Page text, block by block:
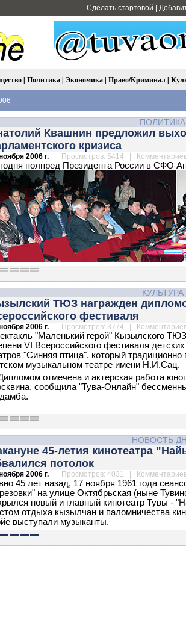
Сделать стартовой
| Политика| Экономика| Право/Криминал|
ПОЛИТИКА
Квашнин предложил
кризиса
2006 г. | Просмотров: 5414 |
полпред Президента России в СФО
КУЛЬТУРА
ТЮЗ награжден
фестиваля
2006 г. | Просмотров: 3774 |
"Маленький герой" Кызылского
VI Всероссийского фестиваля
"Синняя птица", который
музыкальном театре имени Н.И.Сац.
отмечена и актерская работа
сообщила "Тува-Онлайн"
НОВОСТЬ
45-летия кинотеатра
потолок
2006 г. | Просмотров: 4031 |
45 лет назад, 17 ноября 1961 года
на улице Октябрьская (ныне
новый и главный кинотеатр Тувы -
отдыха кызылчан и паломничества
выступали музыканты.